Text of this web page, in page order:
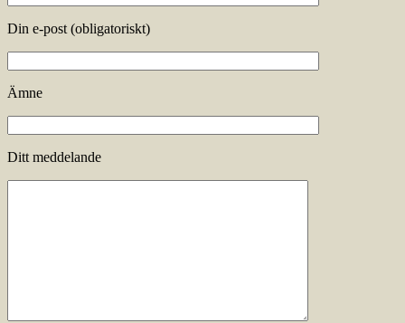
Din e-post (obligatoriskt)
Ämne
Ditt meddelande